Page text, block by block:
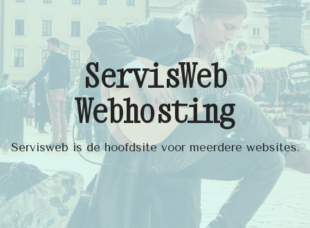
ServisWeb
Webhosting
Servisweb is de hoofdsite voor meerdere websites.